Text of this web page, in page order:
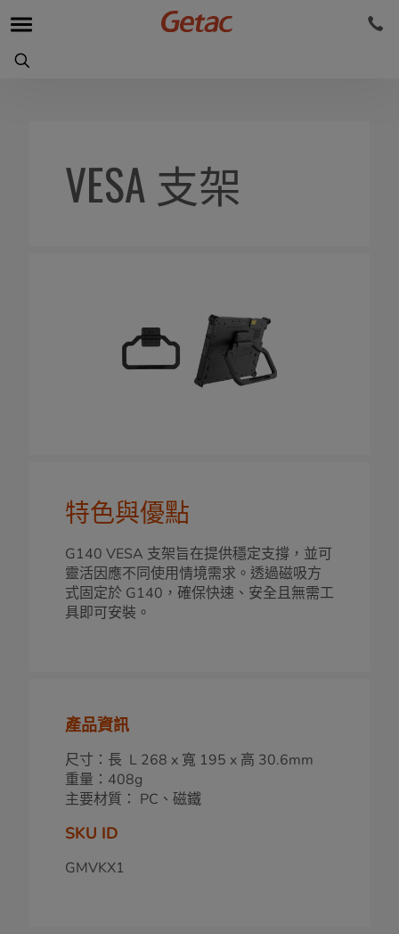
VESA 支架
特色與優點
G140 VESA 支架旨在提供穩定支撐，並可
靈活因應不同使用情境需求。透過磁吸方
式固定於 G140，確保快速、安全且無需工
具即可安裝。
產品資訊
尺寸：長 L 268 x 寬 195 x 高 30.6mm
重量：408g
主要材質： PC、磁鐵
SKU ID
GMVKX1